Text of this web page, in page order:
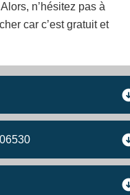
n’hésitez pas à
car c’est gratuit et